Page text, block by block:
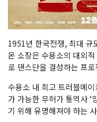
1951년 한국전쟁, 최대 규
온 소장은 수용소의 대외
로 댄스단을 결성하는 프
수용소 내 최고 트러블메
가 가능한 무허가 통역사
기 위해 유명해져야 하는